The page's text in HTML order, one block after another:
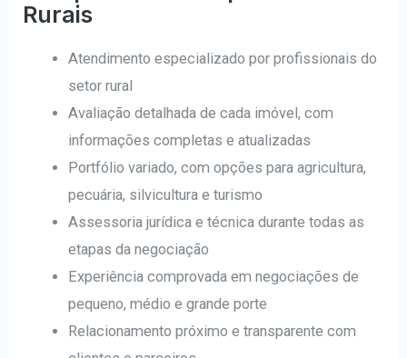
Rurais
Atendimento especializado por profissionais do
setor rural
Avaliação detalhada de cada imóvel, com
informações completas e atualizadas
Portfólio variado, com opções para agricultura,
pecuária, silvicultura e turismo
Assessoria jurídica e técnica durante todas as
etapas da negociação
Experiência comprovada em negociações de
pequeno, médio e grande porte
Relacionamento próximo e transparente com